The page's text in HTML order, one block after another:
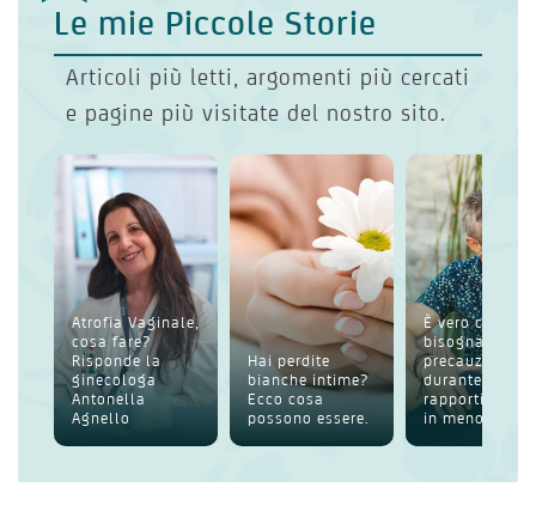
Le mie Piccole Storie
Articoli più letti, argomenti più cercati
e pagine più visitate del nostro sito.
Atrofia Vaginale,
cosa fare?
Risponde la
ginecologa
Antonella
Agnello
Hai perdite
bianche intime?
Ecco cosa
possono essere.
È vero che
bisogna usare
precauzioni
durante i
rapporti anche
in menop...